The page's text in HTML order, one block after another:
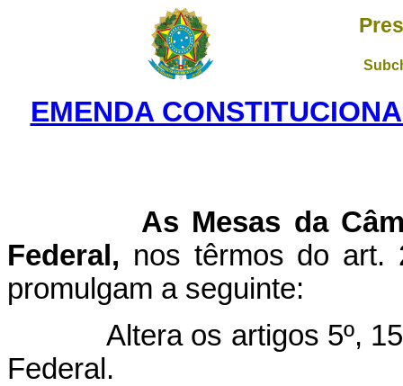
EMENDA
As Mesas da
Federal, nos têrmos do art.
promulgam a seguinte:
Altera os artigos 5º, 15,
Federal.